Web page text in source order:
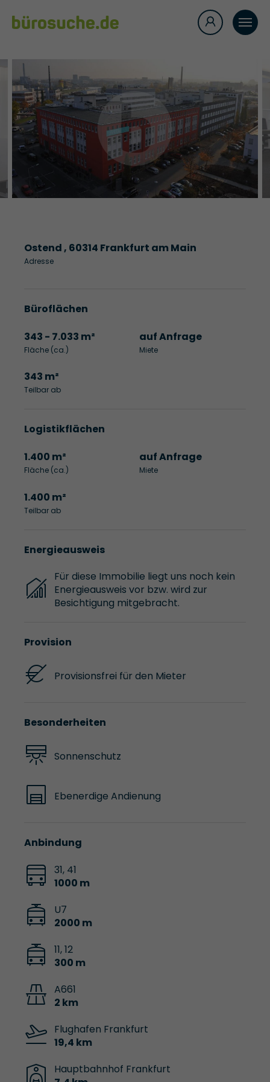
Ostend , 60314 Frankfurt am Main
Adresse
Büroflächen
343 - 7.033 m²
Fläche (ca.)
auf Anfrage
Miete
343 m²
Teilbar ab
Logistikflächen
1.400 m²
Fläche (ca.)
auf Anfrage
Miete
1.400 m²
Teilbar ab
Energieausweis
Für diese Immobilie liegt uns noch kein
Energieausweis vor bzw. wird zur
Besichtigung mitgebracht.
Provision
Provisionsfrei für den Mieter
Besonderheiten
Sonnenschutz
Ebenerdige Andienung
Anbindung
31, 41
1000 m
U7
2000 m
11, 12
300 m
A661
2 km
Flughafen Frankfurt
19,4 km
Hauptbahnhof Frankfurt